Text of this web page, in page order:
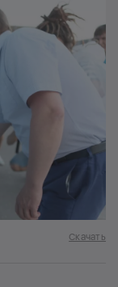
Скачать